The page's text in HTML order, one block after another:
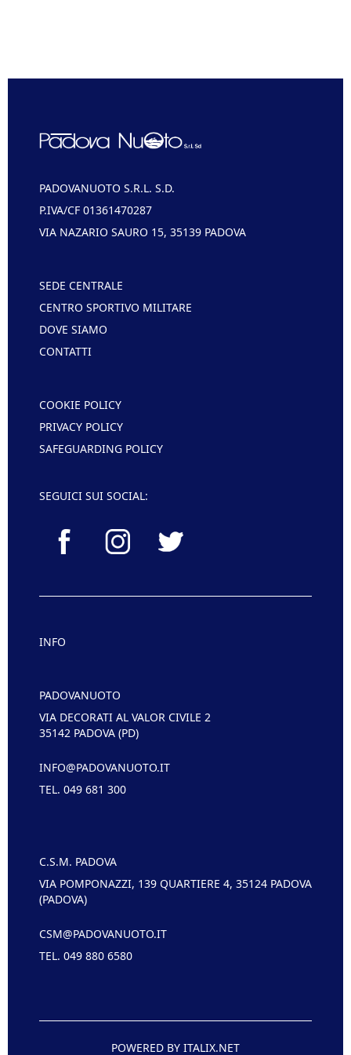
PADOVANUOTO S.R.L. S.D.
P.IVA/CF 01361470287
VIA NAZARIO SAURO 15, 35139 PADOVA
SEDE CENTRALE
CENTRO SPORTIVO MILITARE
DOVE SIAMO
CONTATTI
COOKIE POLICY
PRIVACY POLICY
SAFEGUARDING POLICY
SEGUICI SUI SOCIAL:
INFO
PADOVANUOTO
VIA DECORATI AL VALOR CIVILE 2
35142 PADOVA (PD)
INFO@PADOVANUOTO.IT
TEL. 049 681 300
C.S.M. PADOVA
VIA POMPONAZZI, 139 QUARTIERE 4, 35124 PADOVA
(PADOVA)
CSM@PADOVANUOTO.IT
TEL. 049 880 6580
POWERED BY ITALIX.NET